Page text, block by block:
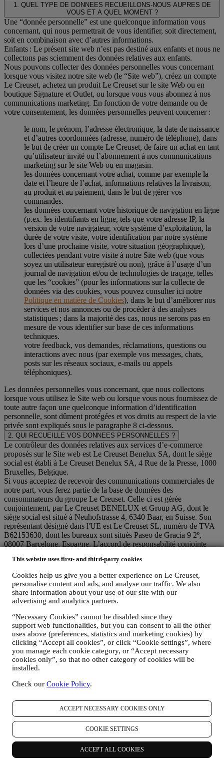
This website uses first- and third-party cookies
Cookies help us give you a better experience on Le Creuset,
personalise content and ads, and analyse our traffic. We also
share information about your use of our site with our
advertising and analytics partners.
“Necessary Cookies” cannot be disabled since they
support web functionalities, but you can consent to all the other
uses above (preferences, statistics and marketing cookies) by
clicking “Accept all cookies”, or click “Cookie settings”, where
you manage each cookie category, or “Accept necessary
cookies only”, so that no other category of cookies will be
installed.
Check our Cookie Policy.
ACCEPT NECESSARY COOKIES ONLY
COOKIE SETTINGS
ACCEPT ALL COOKIES
1. QUEL TYPE DE DONNEES RECUEILLONS-NOUS AUPRES DE
VOUS ET A QUEL MOMENT ?
Une “donnée personnelle” est une quelconque information vous
concernant, qui nous permettrait de vous identifier, soit directement,
soit en combinaison avec d’autres informations.
Enfants : Le présent site web n’est pas destiné aux enfants et nous ne
collectons pas sciemment des données relatives aux enfants.
Nous pouvons collecter des données personnelles vous concernant
lorsque vous visitez notre site web (le “Site web”), créez un compte
Le Creuset, achetez un produit Le Creuset sur le site Web ou en
boutique Signature et Outlet, ou lorsque vous vous abonnez à nos
communications marketing. En fonction de votre demande ou de
votre consentement, les données personnelles peuvent concerner :
le nom, le prénom, l’adresse électronique, la date de naissance
et d’autres coordonnées (adresse, numéro de téléphone), dans
le but de créer un compte Le Creuset, de faire un achat en tant
qu’utilisateur invité ou l’abonnement à nos communications
marketing sur le site Web ou en magasin.
les données concernant votre achat, comme par exemple la
date et l’heure de l’achat, informations relatives la livraison,
au produit et au paiement, dans le but de gérer vos
commandes.
les données concernant votre historique de navigation en ligne
(p.ex. les identifiants en ligne, tels que votre adresse IP, la
version de votre navigateur, votre système d’exploitation, la
durée de votre visite, votre identification par notre système
lors d’une prochaine visite, votre situation géographique),
collectées pendant votre visite à notre Site web (que vous
soyez un utilisateur enregistré ou non), grâce à l’usage d’un
journal de navigation et/ou de technologies de traçage, telles
que les “cookies” (pour les informations sur la collecte de
données via des cookies, vous pouvez consulter ici notre
Politique en matière de Cookies), dans le but d’améliorer nos
services et nos annonces ou de procéder à des analyses
statistiques ; dans la majorité des cas, nous ne serons pas en
mesure de vous identifier sur base de ces informations
techniques.
votre feedback, vos demandes, réclamations, questions ou
interactions avec nous (par exemple vos messages, chats,
posts sur les réseaux sociaux, e-mails ou appels
téléphoniques).
Les données personnelles vous concernant, que nous collectons
lorsque vous utilisez le Site web ou lorsque vous nous fournissez de
toute autre façon une quelconque information d’identification
personnelle, sont dûment protégées et vos droits au respect de la vie
privée sont expliqués sous le paragraphe 8 ci-dessous.
2. QUI RECUEILLE VOS DONNEES PERSONNELLES ?
Le contrôleur des données relatives aux services d’e-commerce
proposés sur le Site web est Le Creuset Benelux SA, dont le siège
social est établi à Le Creuset Benelux SA, 4 Rue de la Presse, 1000
Bruxelles, Belgique.
Si vous acceptez de recevoir des communications commerciales de
notre part, vous ferez partie de la base de données des
consommateurs du groupe Le Creuset. Celle-ci est gérée
conjointement, par Le Creuset BENELUX et Group AG, dont le
siège social est situé à Neuhofstrasse 4, 6340 Baar, en Suisse. Son
représentant désigné dans l'UE est Le Creuset SL, numéro de TVA
B62153630, dont les bureaux sont situés Paseo de Gracia 9 2º,
08007 Barcelone, Espagne. L’accord de responsabilité conjointe
marketing globale et de l’expérience client personnalisée ; (b) aux
filiales locales Le Creuset le bénéfice et l’implantation de cette
stratégie, ainsi que la possibilité de développer des initiatives
marketing et communication de manière indépendante ; (c) à toutes
les parties le devoir de traiter de vos demandes concernant vos droits
sur vos données.
3. POURQUOI COLLECTONS-NOUS CES INFORMATIONS ?
Nous pouvons traiter vos données aux fins suivantes :
POUR RÉPONDRE À NOS OBLIGATIONS LÉGALES.
Nous pouvons être amenés à traiter certaines données vous
concernant afin de répondre à nos obligations légales, ainsi
qu’à d’autres obligations découlant d’instructions émises par
les pouvoirs publics.
POUR CRÉER UN COMPTE LE CREUSET.
Creuset, qui vous donnera accès à une série d’avantages
réservés aux utilisateurs enregistrés, qui vous permettra de
mieux tirer profit de nos services, comme un passage plus
rapide à la caisse et la sauvegarde de multiples adresses
d’expédition ou de consulter et de tracer les commandes.
Toute activité de traitement est requise pour nous permettre de
vous offrir ces services en tant que détenteur d’un compte Le